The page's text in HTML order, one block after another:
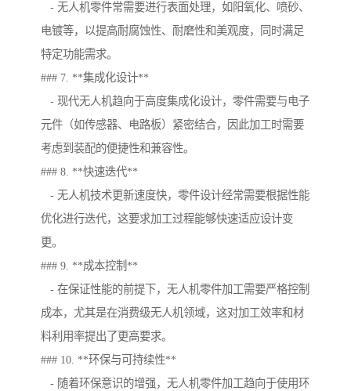
- 无人机零件常需要进行表面处理，如阳氧化、喷砂、
电镀等，以提高耐腐蚀性、耐磨性和美观度，同时满足
特定功能需求。
### 7. **集成化设计**
- 现代无人机趋向于高度集成化设计，零件需要与电子
元件（如传感器、电路板）紧密结合，因此加工时需要
考虑到装配的便捷性和兼容性。
### 8. **快速迭代**
- 无人机技术更新速度快，零件设计经常需要根据性能
优化进行迭代，这要求加工过程能够快速适应设计变
更。
### 9. **成本控制**
- 在保证性能的前提下，无人机零件加工需要严格控制
成本，尤其是在消费级无人机领域，这对加工效率和材
料利用率提出了更高要求。
### 10. **环保与可持续性**
- 随着环保意识的增强，无人机零件加工趋向于使用环